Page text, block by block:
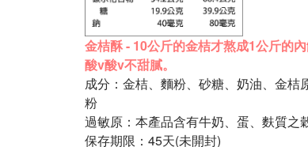
金桔酥 - 10公斤的金桔才熬成1公斤的內
酸v酸v不甜膩。
成分： 金桔、 麵粉、砂糖、 奶油、 金桔
粉
過敏原：本產品含有牛奶、 蛋、麩質之
保存期限：45天(未開封)